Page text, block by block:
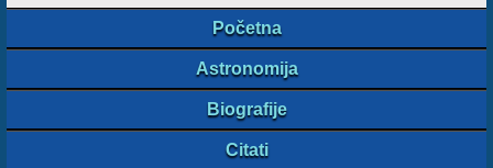
Početna
Astronomija
Biografije
Citati